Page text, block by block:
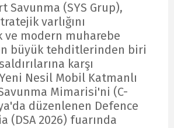
Savunma (SYS Grup),
varlığını
ve modern muharebe
büyük tehditlerinden biri
karşı
Nesil Mobil Katmanlı
Savunma Mimarisi'ni (C-
düzenlenen Defence
(DSA 2026) fuarında